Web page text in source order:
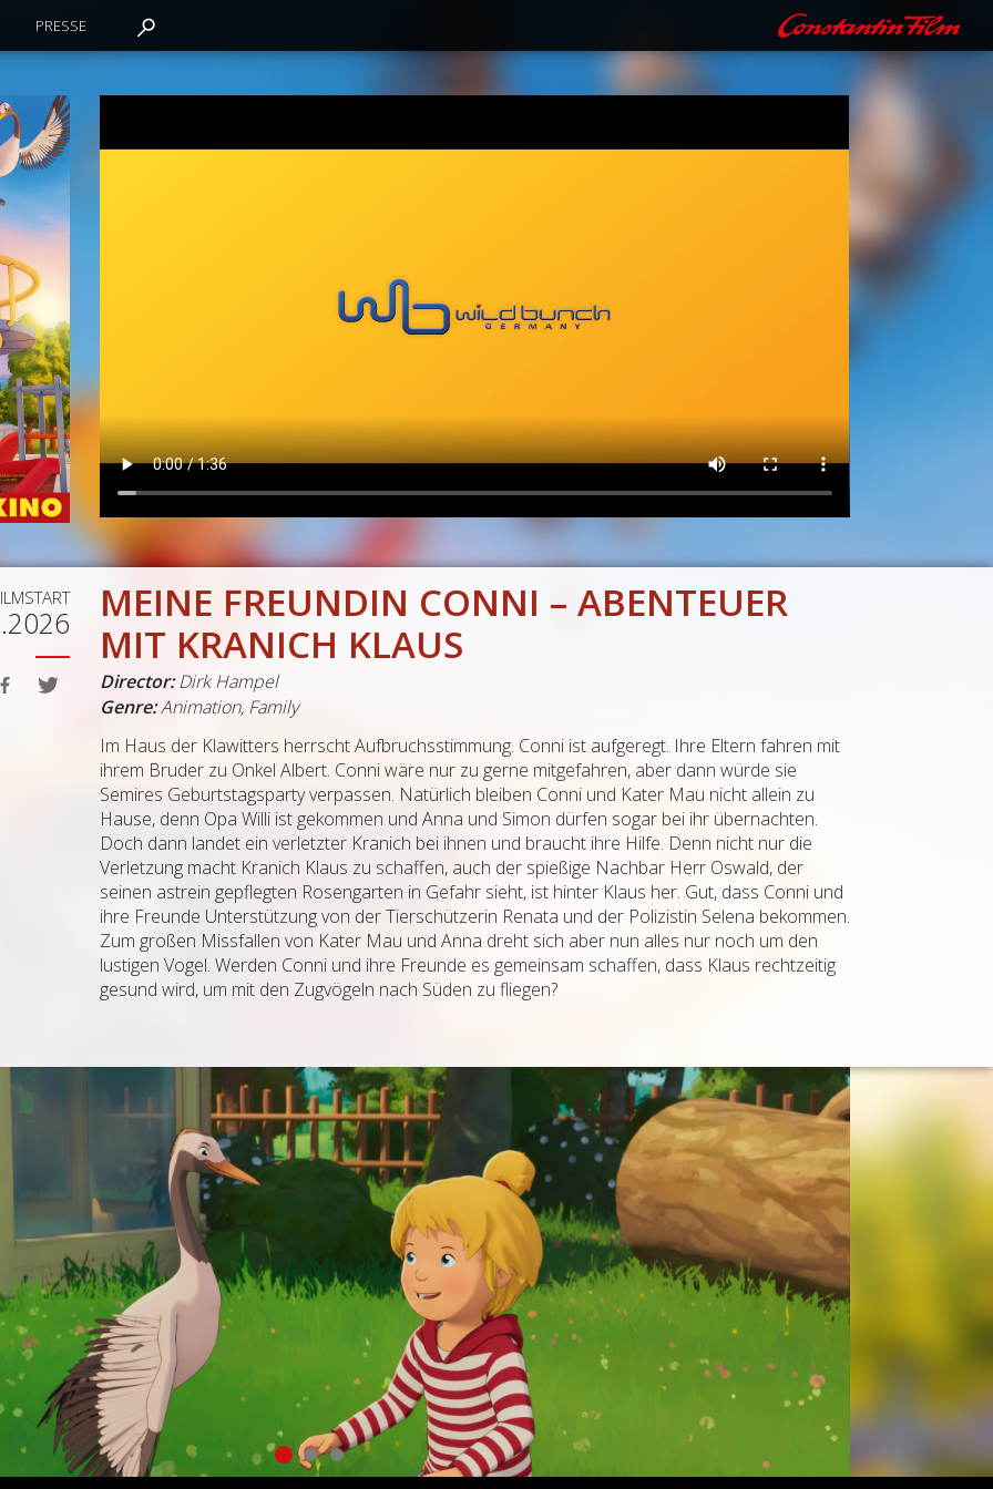
MEINE FREUNDIN CONNI – ABENTEUER
MIT KRANICH KLAUS
Director: Dirk Hampel
Genre:Animation, Family
Im Haus der Klawitters herrscht Aufbruchsstimmung. Conni ist aufgeregt. Ihre Eltern fahren mit
ihrem Bruder zu Onkel Albert. Conni wäre nur zu gerne mitgefahren, aber dann würde sie
Semires Geburtstagsparty verpassen. Natürlich bleiben Conni und Kater Mau nicht allein zu
Hause, denn Opa Willi ist gekommen und Anna und Simon dürfen sogar bei ihr übernachten.
Doch dann landet ein verletzter Kranich bei ihnen und braucht ihre Hilfe. Denn nicht nur die
Verletzung macht Kranich Klaus zu schaffen, auch der spießige Nachbar Herr Oswald, der
seinen astrein gepflegten Rosengarten in Gefahr sieht, ist hinter Klaus her. Gut, dass Conni und
ihre Freunde Unterstützung von der Tierschützerin Renata und der Polizistin Selena bekommen.
Zum großen Missfallen von Kater Mau und Anna dreht sich aber nun alles nur noch um den
lustigen Vogel. Werden Conni und ihre Freunde es gemeinsam schaffen, dass Klaus rechtzeitig
gesund wird, um mit den Zugvögeln nach Süden zu fliegen?
PRESSE